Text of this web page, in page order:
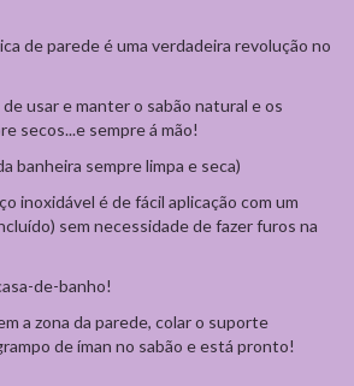
de parede é uma verdadeira revolução no
usar e manter o sabão natural e os
secos...e sempre á mão!
banheira sempre limpa e seca)
inoxidável é de fácil aplicação com um
sem necessidade de fazer furos na
de-banho!
a zona da parede, colar o suporte
de íman no sabão e está pronto!